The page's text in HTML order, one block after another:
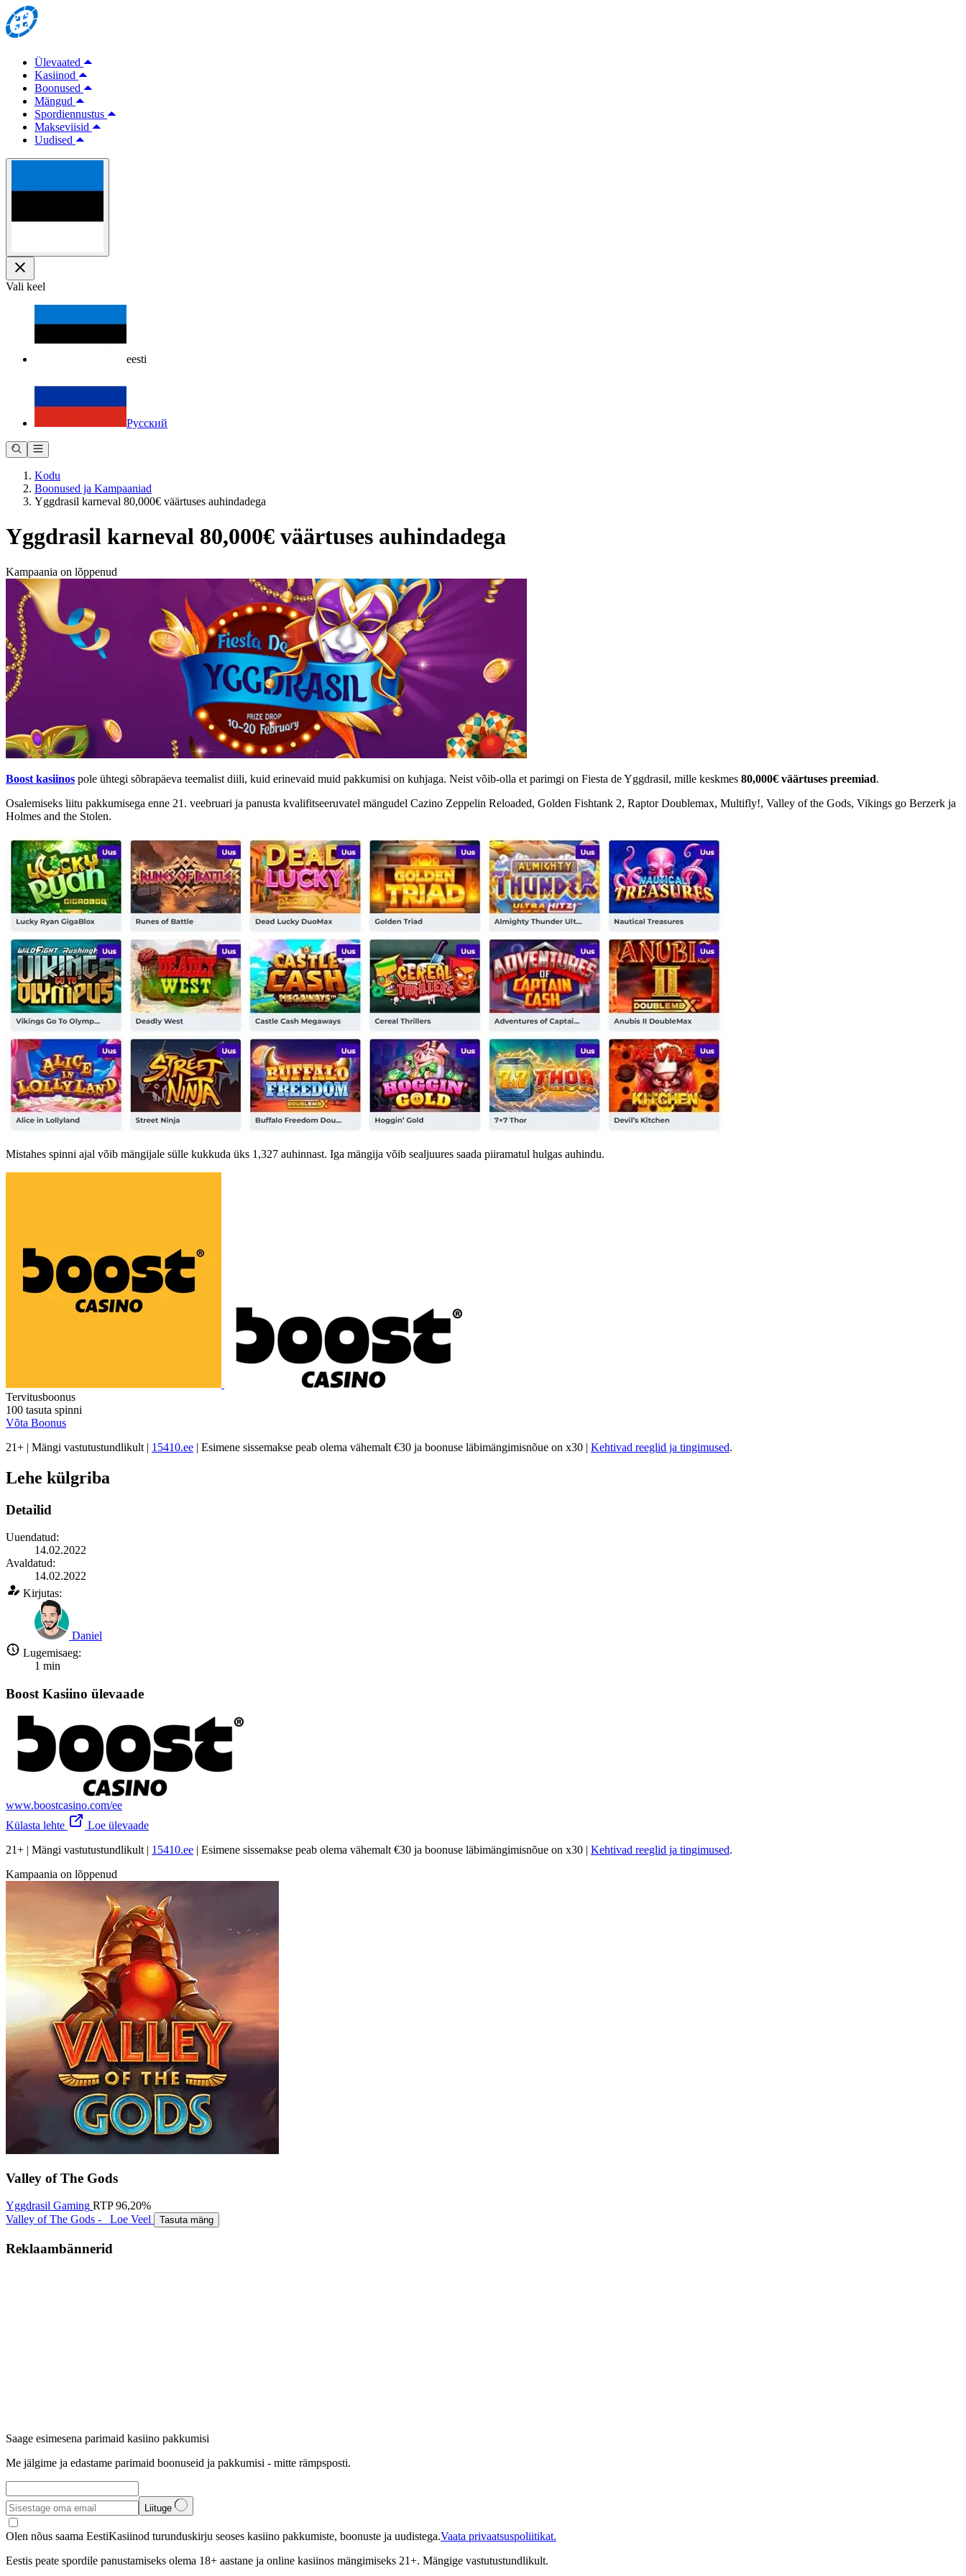
Ülevaated
Kasiinod
Boonused
Mängud
Spordiennustus
Makseviisid
Uudised
Vali keel
eesti
Русский
Kodu
Boonused ja Kampaaniad
Yggdrasil karneval 80,000€ väärtuses auhindadega
Yggdrasil karneval 80,000€ väärtuses auhindadega
Kampaania on lõppenud
Boost kasiinos pole ühtegi sõbrapäeva teemalist diili, kuid erinevaid muid pakkumisi on kuhjaga. Neist võib-olla et parimgi on Fiesta de Yggdrasil, mille keskmes 80,000€ väärtuses preemiad.
Osalemiseks liitu pakkumisega enne 21. veebruari ja panusta kvalifitseeruvatel mängudel Cazino Zeppelin Reloaded, Golden Fishtank 2, Raptor Doublemax, Multifly!, Valley of the Gods, Vikings go Berzerk ja
Holmes and the Stolen.
Mistahes spinni ajal võib mängijale sülle kukkuda üks 1,327 auhinnast. Iga mängija võib sealjuures saada piiramatul hulgas auhindu.
Tervitusboonus
100 tasuta spinni
Võta Boonus
21+ | Mängi vastutustundlikult | 15410.ee | Esimene sissemakse peab olema vähemalt €30 ja boonuse läbimängimisnõue on x30 | Kehtivad reeglid ja tingimused.
Lehe külgriba
Detailid
Uuendatud:
14.02.2022
Avaldatud:
14.02.2022
Kirjutas:
Daniel
Lugemisaeg:
1 min
Boost Kasiino ülevaade
www.boostcasino.com/ee
Külasta lehte
Loe ülevaade
21+ | Mängi vastutustundlikult | 15410.ee | Esimene sissemakse peab olema vähemalt €30 ja boonuse läbimängimisnõue on x30 | Kehtivad reeglid ja tingimused.
Kampaania on lõppenud
Valley of The Gods
Yggdrasil Gaming RTP 96,20%
Valley of The Gods -
Loe Veel Tasuta mäng
Reklaambännerid
Saage esimesena parimaid kasiino pakkumisi
Me jälgime ja edastame parimaid boonuseid ja pakkumisi - mitte rämpsposti.
Liituge
Olen nõus saama EestiKasiinod turunduskirju seoses kasiino pakkumiste, boonuste ja uudistega.Vaata privaatsuspoliitikat.
Eestis peate spordile panustamiseks olema 18+ aastane ja online kasiinos mängimiseks 21+. Mängige vastutustundlikult.